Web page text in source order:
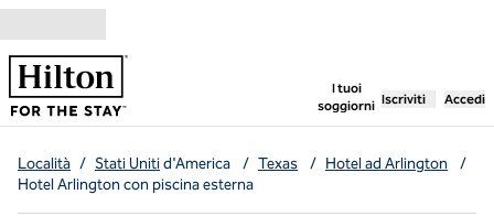
Vai al contenuto
I tuoi
soggiorni
, apre una
Iscriviti Accedi
Località / Stati Unitid'America / Texas / Hotel ad Arlington
/
Hotel Arlington con piscina esterna